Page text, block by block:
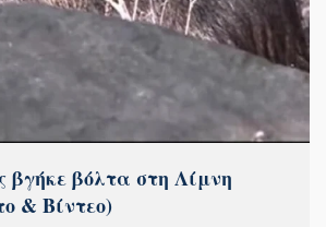
βόλτα στη Λίμνη
& Βίντεο)